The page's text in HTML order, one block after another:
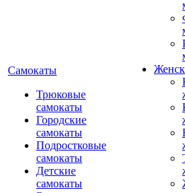
Самокаты
Трюковые
самокаты
Городские
самокаты
Подростковые
самокаты
Детские
самокаты